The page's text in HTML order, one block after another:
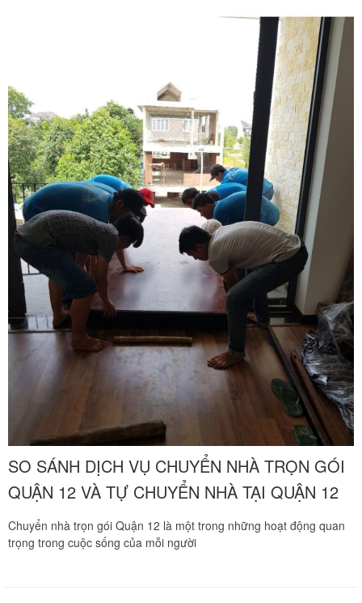
SO SÁNH DỊCH VỤ CHUYỂN NHÀ TRỌN GÓI
QUẬN 12 VÀ TỰ CHUYỂN NHÀ TẠI QUẬN 12
Chuyển nhà trọn gói Quận 12 là một trong những hoạt động quan
trọng trong cuộc sống của mỗi người